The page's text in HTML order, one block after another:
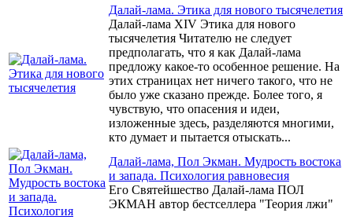
Далай-лама. Этика для нового тысячелетия
Далай-лама XIV Этика для нового
тысячелетия Читателю не следует
предполагать, что я как Далай-лама
предложу какое-то особенное решение. На
этих страницах нет ничего такого, что не
было уже сказано прежде. Более того, я
чувствую, что опасения и идеи,
изложенные здесь, разделяются многими,
кто думает и пытается отыскать...
Далай-лама, Пол Экман. Мудрость востока
и запада. Психология равновесия
Его Святейшество Далай-лама ПОЛ
ЭКМАН автор бестселлера "Теория лжи"